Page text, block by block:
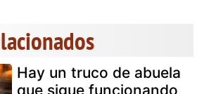
Hay un truco de abuela
que sigue funcionando